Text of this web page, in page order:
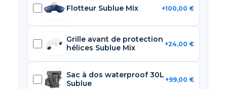
Flotteur Sublue Mix +100,00 €
Grille avant de protection
hélices Sublue Mix
+24,00 €
Sac à dos waterproof 30L
Sublue
+99,00 €